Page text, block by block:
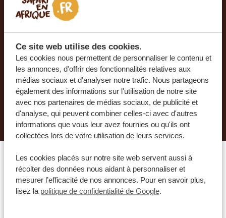
Ce site web utilise des cookies.
Les cookies nous permettent de personnaliser le contenu et
les annonces, d'offrir des fonctionnalités relatives aux
médias sociaux et d'analyser notre trafic. Nous partageons
également des informations sur l'utilisation de notre site
avec nos partenaires de médias sociaux, de publicité et
d'analyse, qui peuvent combiner celles-ci avec d'autres
informations que vous leur avez fournies ou qu'ils ont
collectées lors de votre utilisation de leurs services.
Les cookies placés sur notre site web servent aussi à
récolter des données nous aidant à personnaliser et
mesurer l’efficacité de nos annonces. Pour en savoir plus,
lisez la politique de confidentialité de Google.
Ce voyage vous intéresse ? Tous les voyages que
nous organisons sont privés et composés sur
unique et inoubliable. Nos experts vous aideront
à organiser le plus beau voyage de votre vie.
DEMANDER UN DEVIS POUR CE VOYAGE
Quel hébergement vous
conviendrait le mieux ?